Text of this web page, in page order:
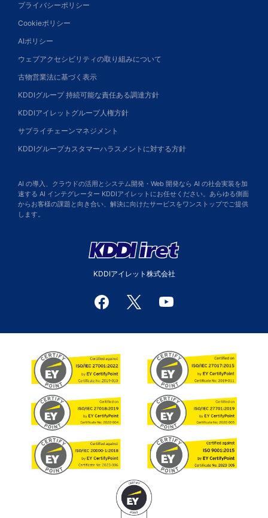
プライバシーポリシー
Cookieポリシー
AIポリシー
ウェブアクセシビリティの取り組みについて
古物営業法に基づく表示
KDDIグループ 持続可能な責任ある調達方針
KDDIアイレットグループ人権方針
サプライチェーンマネジメント
KDDIグループカスタマーハラスメントに対する方針
AI の導入、クラウドの活用とシステム開発・Web 開発なら AI の社会実装を加
速する AI インテグレーター KDDIアイレットにお任せください。あらゆる側面
からお客様の課題と向き合い、解決に向けたサービスをワンストップでご提供
します。
KDDIアイレット株式会社